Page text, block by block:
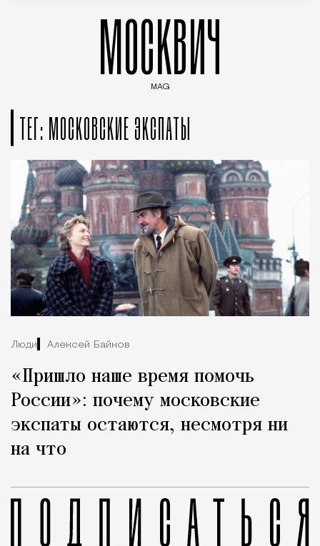
МОСКВИЧ
MAG
ТЕГ: МОСКОВСКИЕ ЭКСПАТЫ
Люди Алексей Байков
«Пришло наше время помочь
России»: почему московские
экспаты остаются, несмотря ни
на что